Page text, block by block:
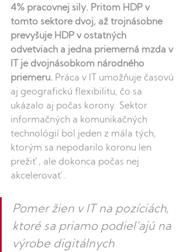
4% pracovnej sily. Pritom HDP v
tomto sektore dvoj, až trojnásobne
prevyšuje HDP v ostatných
odvetviach a jedna priemerná mzda v
IT je dvojnásobkom národného
priemeru. Práca v IT umožňuje časovú
aj geografickú flexibilitu, čo sa
ukázalo aj počas korony. Sektor
informačných a komunikačných
technológií bol jeden z mála tých,
ktorým sa nepodarilo koronu len
prežiť, ale dokonca počas nej
akcelerovať.
Pomer žien v IT na pozíciách,
ktoré sa priamo podieľajú na
výrobe digitálnych